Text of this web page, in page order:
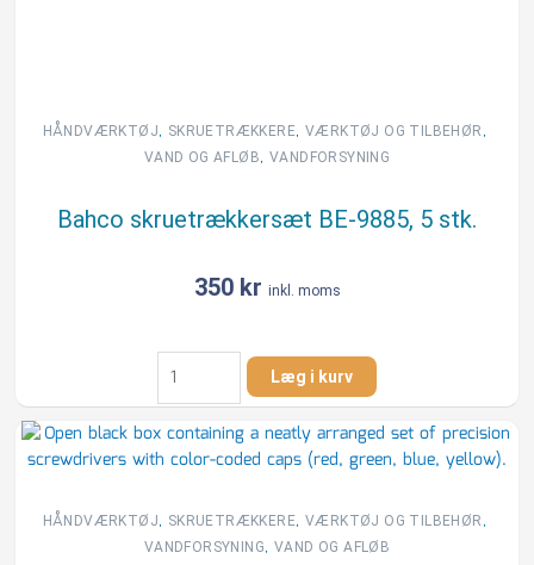
HÅNDVÆRKTØJ, SKRUETRÆKKERE, VÆRKTØJ OG TILBEHØR ,
VAND OG AFLØB, VANDFORSYNING
Bahco skruetrækkersæt BE-9885, 5 stk.
350 kr inkl. moms
Bahco
skruetrækkersæt
BE-
9885,
5
antal
Læg i kurv
HÅNDVÆRKTØJ, SKRUETRÆKKERE, VÆRKTØJ OG TILBEHØR ,
VANDFORSYNING, VAND OG AFLØB